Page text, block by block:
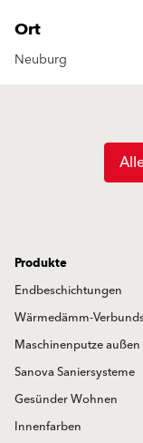
Ort
Neuburg
Produkte
Endbeschichtungen
Wärmedämm-
Maschinenputze außen
Sanova Saniersysteme
Gesünder Wohnen
Innenfarben